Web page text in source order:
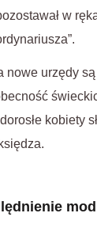
w
nowe urzędy
kobiety